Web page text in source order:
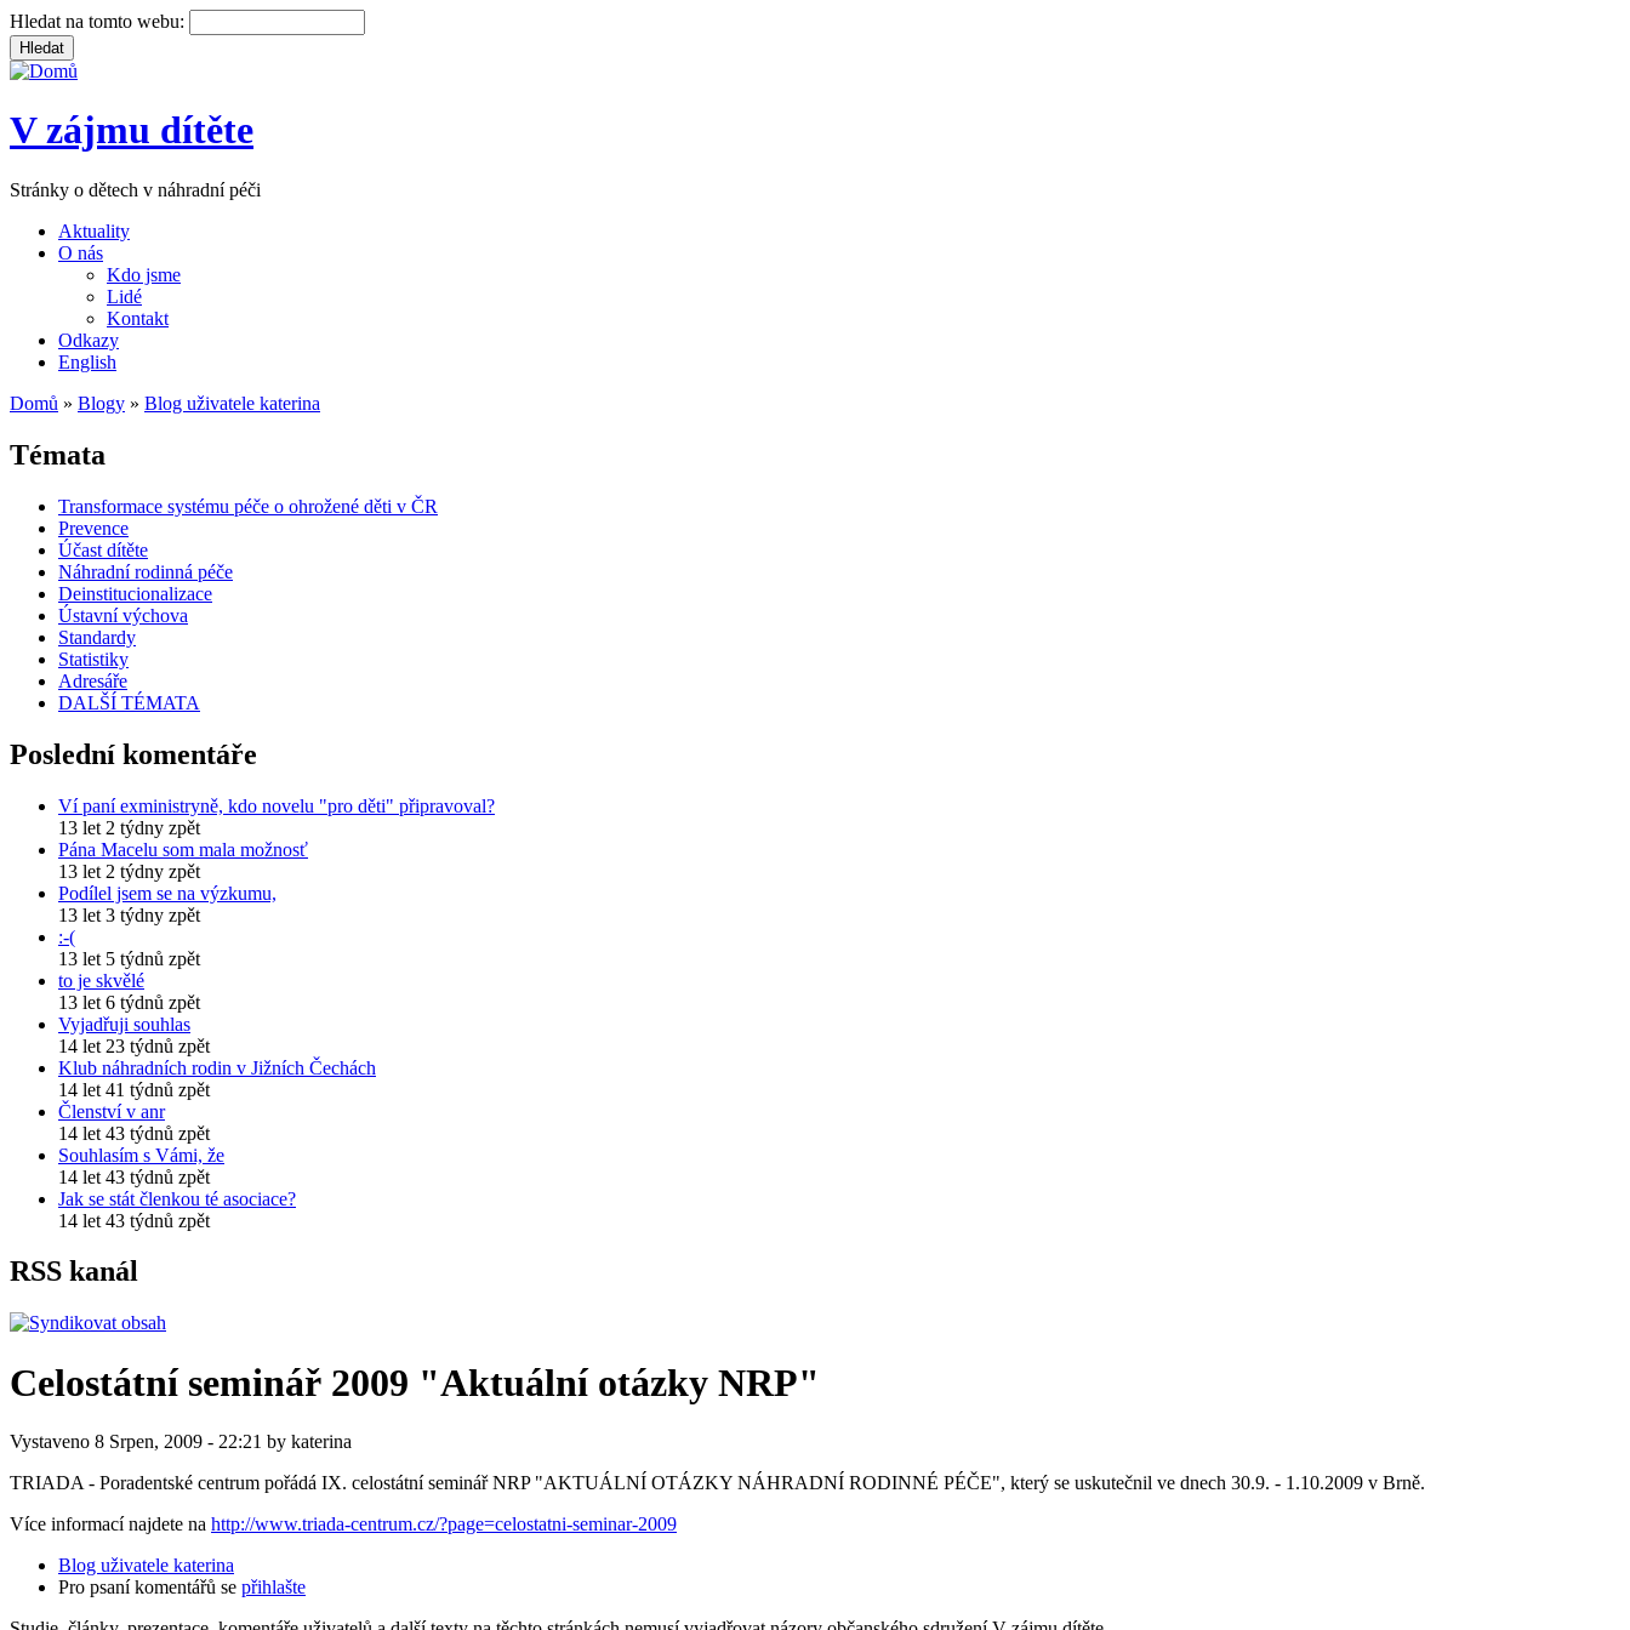
Hledat na tomto webu:
V zájmu dítěte
Stránky o dětech v náhradní péči
Aktuality
O nás
Kdo jsme
Lidé
Kontakt
Odkazy
English
Domů » Blogy » Blog uživatele katerina
Témata
Transformace systému péče o ohrožené děti v ČR
Prevence
Účast dítěte
Náhradní rodinná péče
Deinstitucionalizace
Ústavní výchova
Standardy
Statistiky
Adresáře
DALŠÍ TÉMATA
Poslední komentáře
Ví paní exministryně, kdo novelu "pro děti" připravoval?
13 let 2 týdny zpět
Pána Macelu som mala možnosť
13 let 2 týdny zpět
Podílel jsem se na výzkumu,
13 let 3 týdny zpět
:-(
13 let 5 týdnů zpět
to je skvělé
13 let 6 týdnů zpět
Vyjadřuji souhlas
14 let 23 týdnů zpět
Klub náhradních rodin v Jižních Čechách
14 let 41 týdnů zpět
Členství v anr
14 let 43 týdnů zpět
Souhlasím s Vámi, že
14 let 43 týdnů zpět
Jak se stát členkou té asociace?
14 let 43 týdnů zpět
RSS kanál
Celostátní seminář 2009 "Aktuální otázky NRP"
Vystaveno 8 Srpen, 2009 - 22:21 by katerina
TRIADA - Poradentské centrum pořádá IX. celostátní seminář NRP "AKTUÁLNÍ OTÁZKY NÁHRADNÍ RODINNÉ PÉČE", který se uskutečnil ve dnech 30.9. - 1.10.2009 v Brně.
Více informací najdete na http://www.triada-centrum.cz/?page=celostatni-seminar-2009
Blog uživatele katerina
Pro psaní komentářů se přihlašte